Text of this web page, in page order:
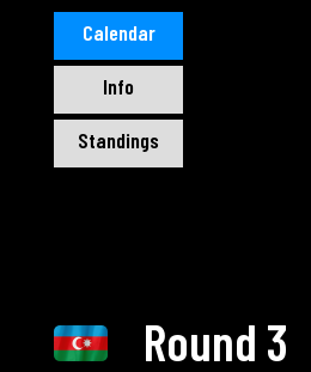
Calendar
Info
Standings
Round 3